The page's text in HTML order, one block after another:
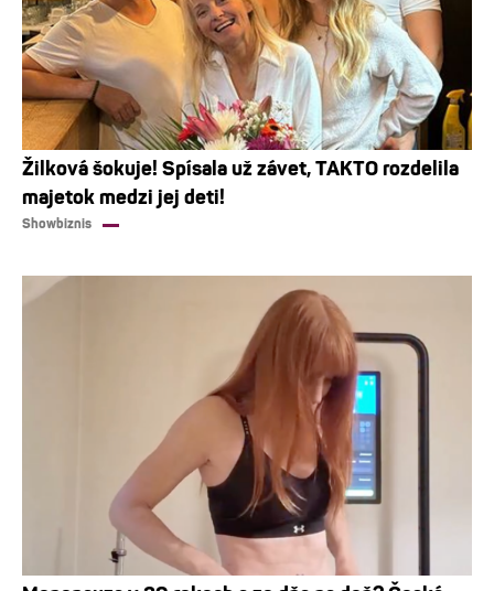
Žilková šokuje! Spísala už závet, TAKTO rozdelila
majetok medzi jej deti!
Showbiznis